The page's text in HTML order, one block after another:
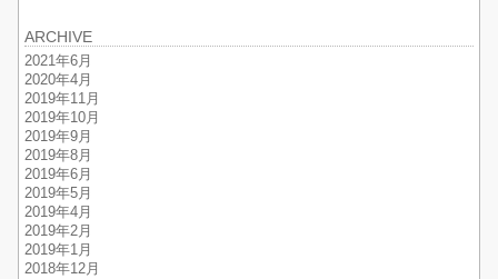
ARCHIVE
2021年6月
2020年4月
2019年11月
2019年10月
2019年9月
2019年8月
2019年6月
2019年5月
2019年4月
2019年2月
2019年1月
2018年12月